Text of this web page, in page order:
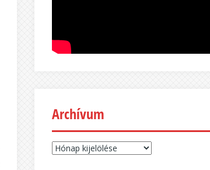
Archívum
Archívum